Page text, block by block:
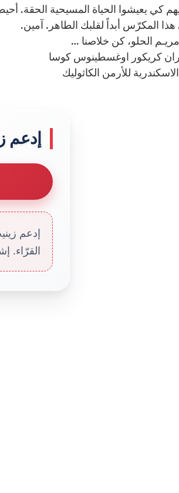
كي يعيشوا الحياة المسيحية الحقة.
هذا المكرّس أبداً لقلبك الطاهر. آمين.
الحلو، كن خلاصنا …
كريكور اوغسطينوس كوسا
للأرمن الكاثوليك
إدعم
إدعم
القرّاء.